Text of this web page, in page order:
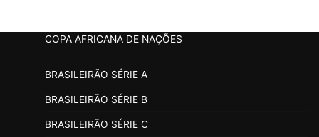
COPA AFRICANA DE NAÇÕES
BRASILEIRÃO SÉRIE A
BRASILEIRÃO SÉRIE B
BRASILEIRÃO SÉRIE C